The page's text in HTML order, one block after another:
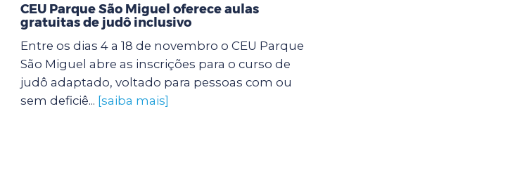
CEU Parque São Miguel oferece aulas
gratuitas de judô inclusivo
Entre os dias 4 a 18 de novembro o CEU Parque
São Miguel abre as inscrições para o curso de
judô adaptado, voltado para pessoas com ou
sem deficiê... [saiba mais]